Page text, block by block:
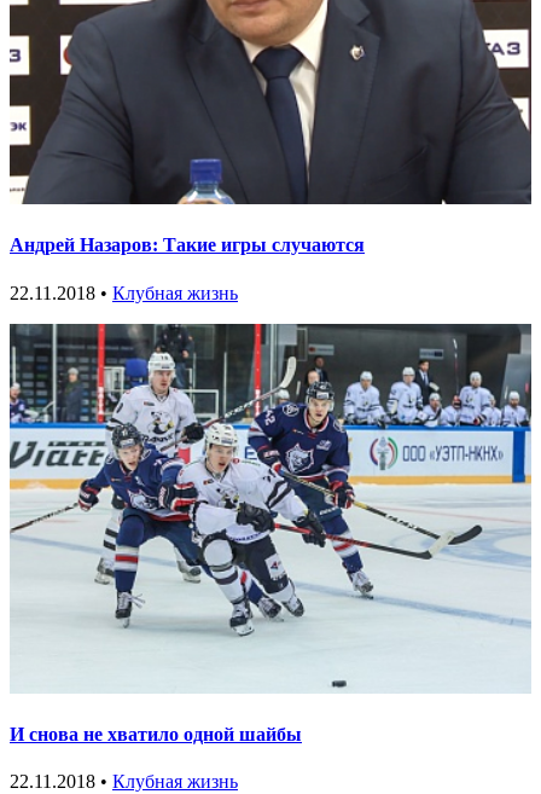
Андрей Назаров: Такие игры случаются
22.11.2018 • Клубная жизнь
И снова не хватило одной шайбы
22.11.2018 • Клубная жизнь